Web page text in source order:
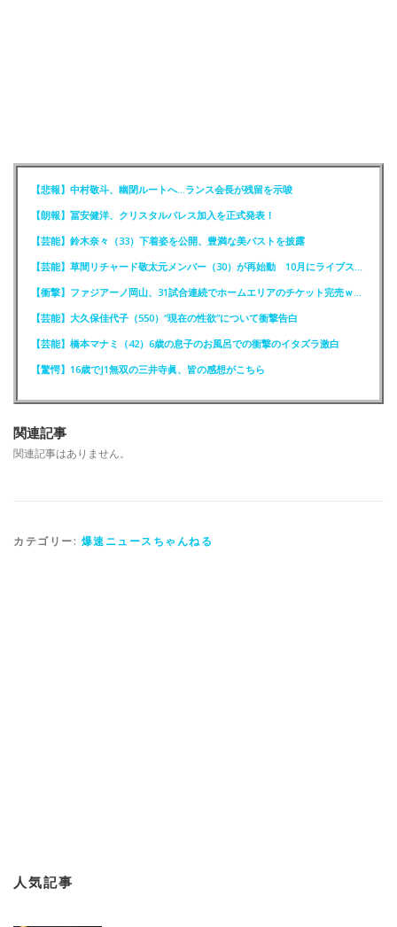
【悲報】中村敬斗、幽閉ルートへ…ランス会長が残留を示唆
【朗報】冨安健洋、クリスタルパレス加入を正式発表！
【芸能】鈴木奈々（33）下着姿を公開、豊満な美バストを披露
【芸能】草間リチャード敬太元メンバー（30）が再始動 10月にライブステージに出演へ
【衝撃】ファジアーノ岡山、31試合連続でホームエリアのチケット完売ｗｗｗｗ
【芸能】大久保佳代子（550）“現在の性欲”について衝撃告白
【芸能】橋本マナミ（42）6歳の息子のお風呂での衝撃のイタズラ激白
【驚愕】16歳でJ1無双の三井寺眞、皆の感想がこちら
関連記事
関連記事はありません。
カテゴリー: 爆速ニュースちゃんねる
人気記事